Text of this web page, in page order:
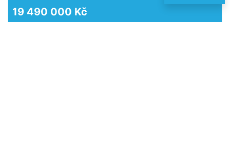
19 490 000 Kč